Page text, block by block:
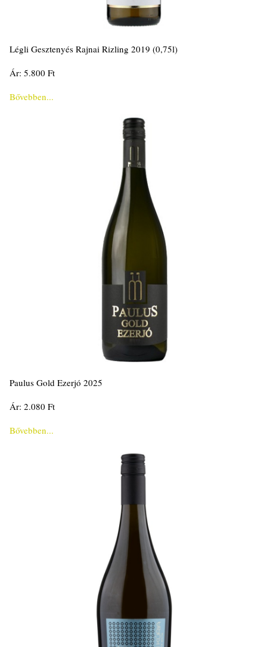
Légli Gesztenyés Rajnai Rizling 2019 (0,75l)
Ár: 5.800 Ft
Bővebben...
Paulus Gold Ezerjó 2025
Ár: 2.080 Ft
Bővebben...